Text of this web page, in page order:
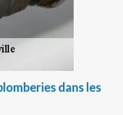
dans les